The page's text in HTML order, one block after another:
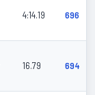
4:14.19 696
16.79 694